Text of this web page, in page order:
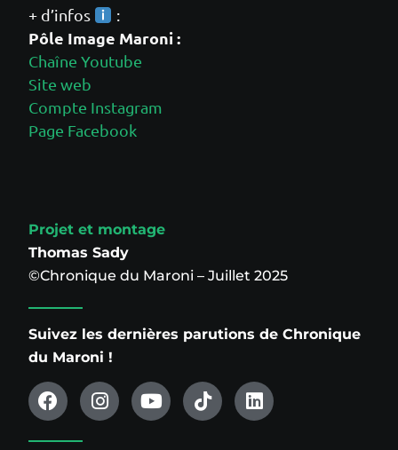
+ d’infos :
Pôle Image Maroni :
Chaîne Youtube
Site web
Compte Instagram
Page Facebook
Projet et montage
Thomas Sady
©Chronique du Maroni – Juillet 2025
Suivez les dernières parutions de Chronique
du Maroni !